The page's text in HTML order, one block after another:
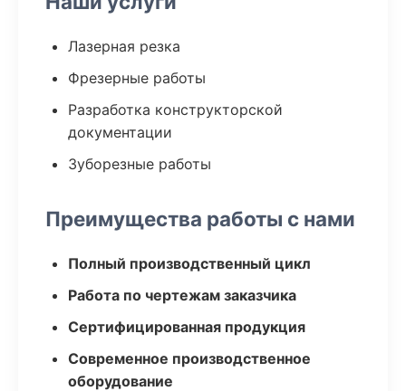
Лазерная резка
Фрезерные работы
Разработка конструкторской
документации
Зуборезные работы
Преимущества работы с нами
Полный производственный цикл
Работа по чертежам заказчика
Сертифицированная продукция
Современное производственное
оборудование